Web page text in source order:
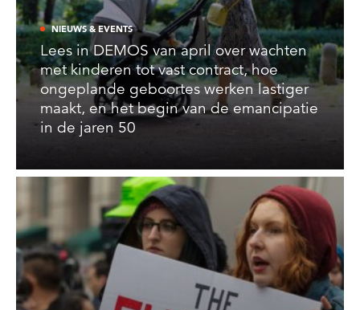
NIEUWS & EVENTS
Lees in DEMOS van april over wachten
met kinderen tot vast contract, hoe
ongeplande geboortes werken lastiger
maakt, en het begin van de emancipatie
in de jaren 50